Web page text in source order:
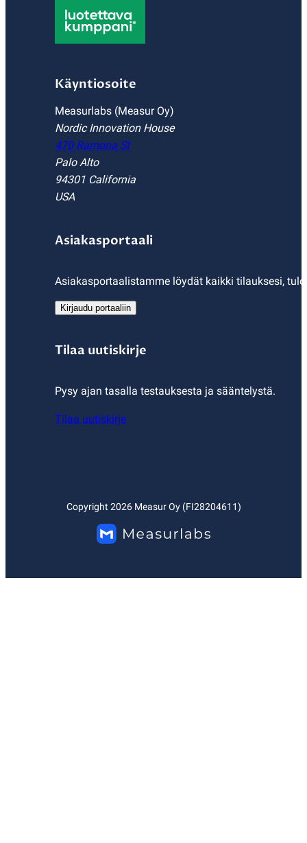
Käyntiosoite
Measurlabs (Measur Oy)
Nordic Innovation House
470 Ramona St
Palo Alto
94301 California
USA
Asiakasportaali
Asiakasportaalistamme löydät kaikki tilauksesi,
Kirjaudu portaaliin
Tilaa uutiskirje
Pysy ajan tasalla testauksesta ja sääntelystä.
Tilaa uutiskirje
Copyright 2026Measur Oy (FI28204611)